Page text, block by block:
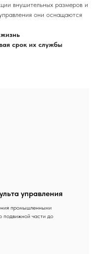
внушительных размеров и
они оснащаются
срок их службы
управления
промышленными
подвижной части до